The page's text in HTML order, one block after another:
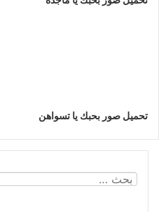
تحميل صور بحبك يا تسواهن